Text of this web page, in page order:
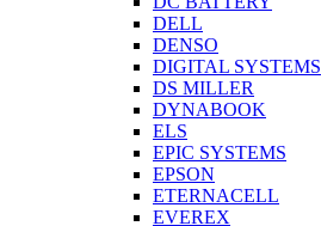
DELL
DENSO
DIGITAL SYSTEMS
DS MILLER
DYNABOOK
ELS
EPIC SYSTEMS
EPSON
ETERNACELL
EVEREX